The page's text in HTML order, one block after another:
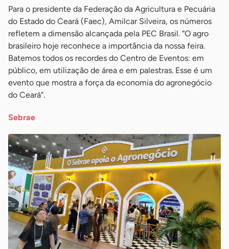
Para o presidente da Federação da Agricultura e Pecuária
do Estado do Ceará (Faec), Amilcar Silveira, os números
refletem a dimensão alcançada pela PEC Brasil. “O agro
brasileiro hoje reconhece a importância da nossa feira.
Batemos todos os recordes do Centro de Eventos: em
público, em utilização de área e em palestras. Esse é um
evento que mostra a força da economia do agronegócio
do Ceará”.
Sebrae